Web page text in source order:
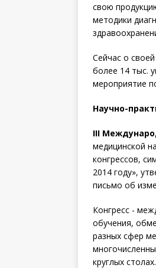
свою
методики
Сейчас о
более 14 тыс.
мероприятие
Научно-
III
медицинской
конгрессов,
2014 году»,
письмо об
Конгресс -
обучения,
разных сфер
круглых столах.